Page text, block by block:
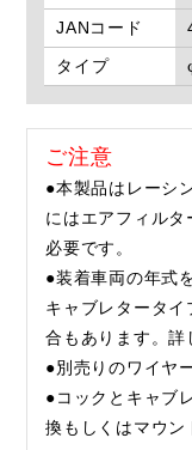
JANコード
タイプ
ご注意
●本製品はレーシ
にはエアフィル
必要です。
●装着車両の年式
キャブレタータ
合もあります。詳
●別売りのワイヤ
●コックとキャブ
換もしくはマウン